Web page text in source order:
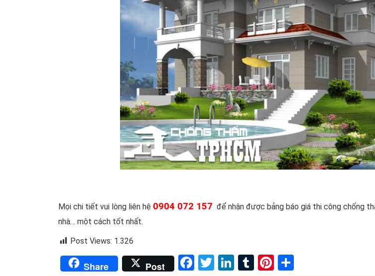
Mọi chi tiết vui lòng liên hệ 0904 072 157 để nhận được bảng báo giá thi công chống
nhà… một cách tốt nhất.
Post Views: 1.326
Share Post Facebook
Twitter
LinkedIn
TumblrPinterest